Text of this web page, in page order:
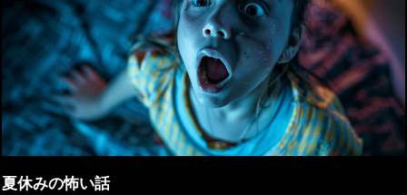
夏休みの怖い話